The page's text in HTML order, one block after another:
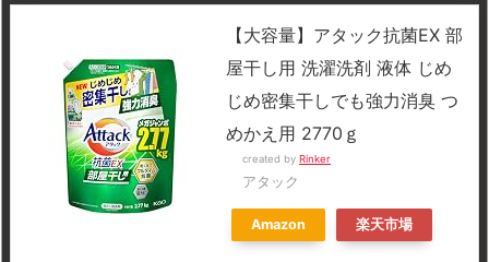
【大容量】アタック抗菌EX 部
屋干し用 洗濯洗剤 液体 じめ
じめ密集干しでも強力消臭 つ
めかえ用 2770ｇ
created by Rinker
アタック
Amazon 楽天市場